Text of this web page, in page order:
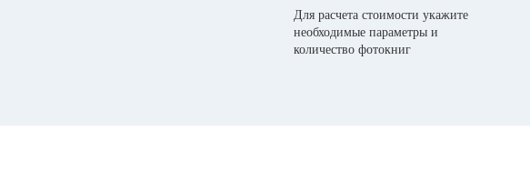
Для расчета стоимости укажите
необходимые параметры и
количество фотокниг